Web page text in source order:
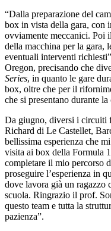
“Dalla preparazione del
box in vista della gara, con
ovviamente meccanici. Poi
della macchina per la gara,
eventuali interventi
Oregon, precisando che
Series, in quanto le gare
box, oltre che per il
che si presentano durante la
Da giugno, diversi i circuiti
Richard di Le Castellet,
bellissima esperienza che
visita ai box della Formula
completare il mio percorso
proseguire l’esperienza in
dove lavora già un ragazzo
scuola. Ringrazio il prof.
questo team e tutta la
pazienza”.